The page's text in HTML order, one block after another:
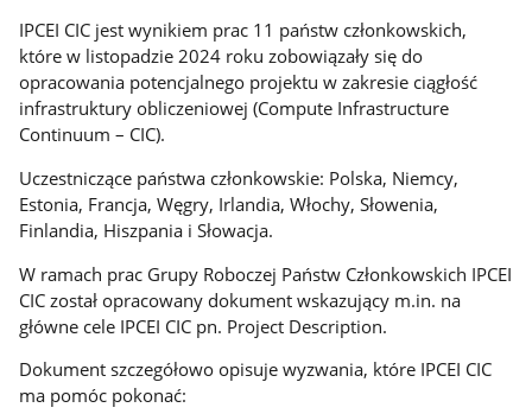
IPCEI CIC jest wynikiem prac 11 państw członkowskich,
które w listopadzie 2024 roku zobowiązały się do
opracowania potencjalnego projektu w zakresie ciągłość
infrastruktury obliczeniowej (Compute Infrastructure
Continuum – CIC).
Uczestniczące państwa członkowskie: Polska, Niemcy,
Estonia, Francja, Węgry, Irlandia, Włochy, Słowenia,
Finlandia, Hiszpania i Słowacja.
W ramach prac Grupy Roboczej Państw Członkowskich IPCEI
CIC został opracowany dokument wskazujący m.in. na
główne cele IPCEI CIC pn. Project Description.
Dokument szczegółowo opisuje wyzwania, które IPCEI CIC
ma pomóc pokonać: